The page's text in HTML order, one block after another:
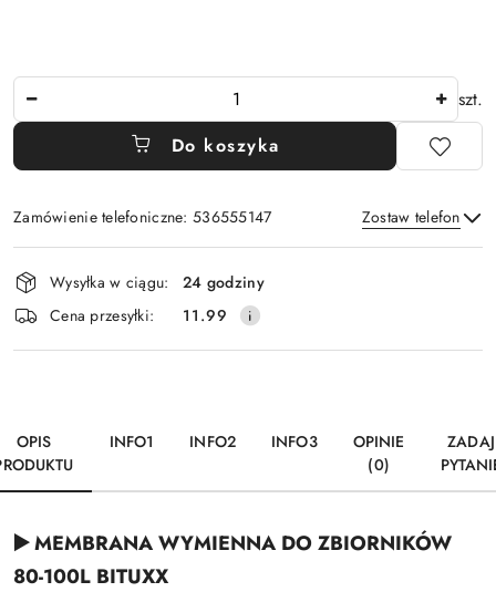
szt.
Do koszyka
Zamówienie telefoniczne: 536555147 Zostaw telefon
Wyślij
Dostępność
i
dostawa
Wysyłka w ciągu:
24 godziny
Cena przesyłki:
11.99
OPIS
INFO1 INFO2 INFO3
OPINIE
(0)
ZADAJ
▶️MEMBRANA WYMIENNA DO ZBIORNIKÓW
80-100L BITUXX